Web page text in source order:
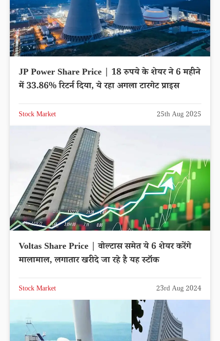
JP Power Share Price | 18 रुपये के शेयर ने 6 महीने
में 33.86% रिटर्न दिया, ये रहा अगला टारगेट प्राइस
Stock Market 25th Aug 2025
Voltas Share Price | वोल्टास समेत ये 6 शेयर करेंगे
मालामाल, लगातार खरीदे जा रहे है यह स्टॉक
Stock Market 23rd Aug 2024